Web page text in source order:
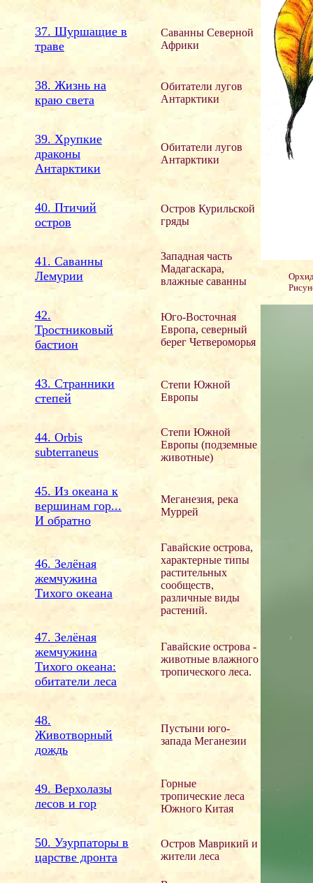
37. Шуршащие в
траве
Саванны Северной
Африки
38. Жизнь на
краю света
Обитатели лугов
Антарктики
39. Хрупкие
драконы
Антарктики
Обитатели лугов
Антарктики
40. Птичий
остров
Остров Курильской
гряды
41. Саванны
Лемурии
Западная часть
Мадагаскара,
влажные саванны
42.
Тростниковый
бастион
Юго-Восточная
Европа, северный
берег Четвероморья
43. Странники
степей
Степи Южной
Европы
44. Orbis
subterraneus
Степи Южной
Европы (подземные
животные)
45. Из океана к
вершинам гор...
И обратно
Меганезия, река
Муррей
46. Зелёная
жемчужина
Тихого океана
Гавайские острова,
характерные типы
растительных
сообществ,
различные виды
растений.
47. Зелёная
жемчужина
Тихого океана:
обитатели леса
Гавайские острова -
животные влажного
тропического леса.
48.
Животворный
дождь
Пустыни юго-
запада Меганезии
49. Верхолазы
лесов и гор
Горные
тропические леса
Южного Китая
50. Узурпаторы в
царстве дронта
Остров Маврикий и
жители леса